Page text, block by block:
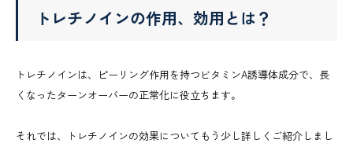
トレチノインの作用、効用とは？
トレチノインは、ピーリング作用を持つビタミンA誘導体成分で、長
くなったターンオーバーの正常化に役立ちます。
それでは、トレチノインの効果についてもう少し詳しくご紹介しまし